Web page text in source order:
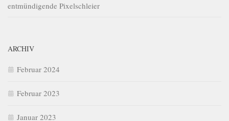
entmündigende Pixelschleier
ARCHIV
Februar 2024
Februar 2023
Januar 2023